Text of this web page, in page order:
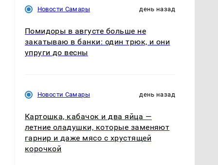
Новости Самары день назад
Помидоры в августе больше не
закатываю в банки: один трюк, и они
упруги до весны
Новости Самары день назад
Картошка, кабачок и два яйца —
летние оладушки, которые заменяют
гарнир и даже мясо с хрустящей
корочкой